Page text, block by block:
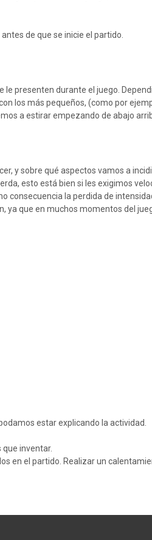
de que se inicie el partido.
presenten durante el juego.
los más pequeños, (como por
a estirar empezando de abajo
y sobre qué aspectos vamos a
esto está bien si les exigimos
la perdida de
que en muchos momentos del
estar explicando la actividad.
inventar.
en el partido. Realizar un